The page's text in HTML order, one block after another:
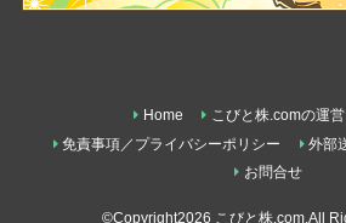
Home
こびと株.comの運
免責事項／プライバシーポリシー
外部
お問合せ
©Copyright2026 こびと株.com.All